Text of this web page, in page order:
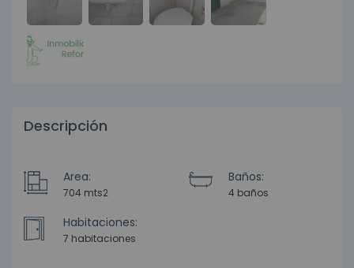
Descripción
Area:
704 mts2
Baños:
4 baños
Habitaciones:
7 habitaciones